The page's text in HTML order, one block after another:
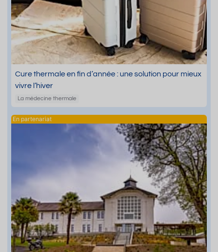
Cure thermale en fin d’année : une solution pour mieux
vivre l’hiver
La médecine thermale